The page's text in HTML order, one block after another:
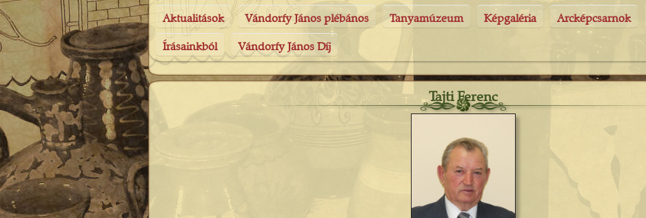
Aktualitások Vándorfy János plébános Tanyamúzeum Képgaléria Arcképcsarnok
Írásainkból Vándorfy János Díj
Tajti Ferenc